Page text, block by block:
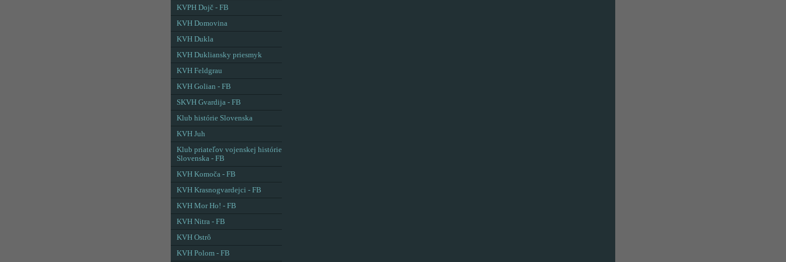
KVPH Dojč - FB
KVH Domovina
KVH Dukla
KVH Dukliansky priesmyk
KVH Feldgrau
KVH Golian - FB
SKVH Gvardija - FB
Klub histórie Slovenska
KVH Juh
Klub priateľov vojenskej histórie
Slovenska - FB
KVH Komoča - FB
KVH Krasnogvardejci - FB
KVH Mor Ho! - FB
KVH Nitra - FB
KVH Ostrô
KVH Polom - FB